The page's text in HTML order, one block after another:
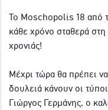
Το Moschopolis 18 από
κάθε χρόνο σταθερά στη
χρονιάς!
Μέχρι τώρα θα πρέπει
δουλειά κάνουν οι
Γιώργος Γερμάνης, ο